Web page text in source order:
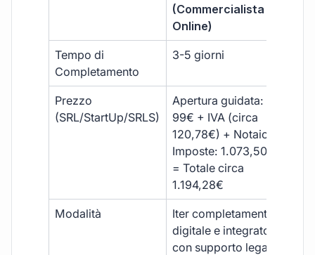
(Commercialista
Online)
Tempo di
Completamento
3-5 giorni
Prezzo
(SRL/StartUp/SRLS)
Apertura guidata:
99€ + IVA (circa
120,78€) + Notaio e
Imposte: 1.073,50€
= Totale circa
1.194,28€
Modalità
Iter completamente
digitale e integrato,
con supporto legale